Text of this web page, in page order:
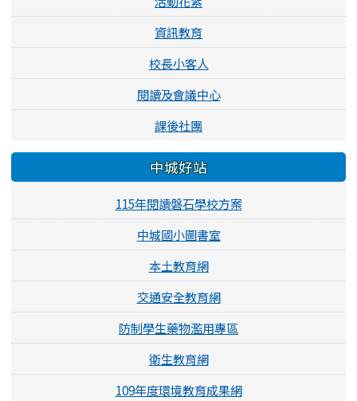
資訊教育
校長小客人
閱讀及會議中心
課後社團
中城好站
115年閱讀磐石學校方案
中城國小圖書室
本土教育網
交通安全教育網
防制學生藥物濫用專區
衛生教育網
109年度環境教育成果網